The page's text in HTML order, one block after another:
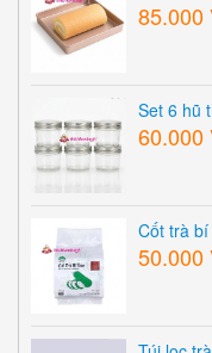
85.000
Set 6 hũ
60.000
Cốt trà
50.000